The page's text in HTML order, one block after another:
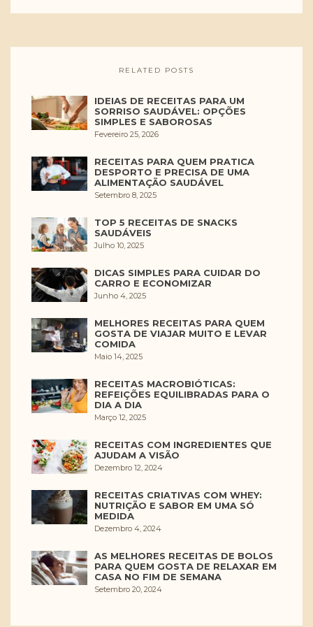
RELATED POSTS
IDEIAS DE RECEITAS PARA UM
SORRISO SAUDÁVEL: OPÇÕES
SIMPLES E SABOROSAS
Fevereiro 25, 2026
RECEITAS PARA QUEM PRATICA
DESPORTO E PRECISA DE UMA
ALIMENTAÇÃO SAUDÁVEL
Setembro 8, 2025
TOP 5 RECEITAS DE SNACKS
SAUDÁVEIS
Julho 10, 2025
DICAS SIMPLES PARA CUIDAR DO
CARRO E ECONOMIZAR
Junho 4, 2025
MELHORES RECEITAS PARA QUEM
GOSTA DE VIAJAR MUITO E LEVAR
COMIDA
Maio 14, 2025
RECEITAS MACROBIÓTICAS:
REFEIÇÕES EQUILIBRADAS PARA O
DIA A DIA
Março 12, 2025
RECEITAS COM INGREDIENTES QUE
AJUDAM A VISÃO
Dezembro 12, 2024
RECEITAS CRIATIVAS COM WHEY:
NUTRIÇÃO E SABOR EM UMA SÓ
MEDIDA
Dezembro 4, 2024
AS MELHORES RECEITAS DE BOLOS
PARA QUEM GOSTA DE RELAXAR EM
CASA NO FIM DE SEMANA
Setembro 20, 2024